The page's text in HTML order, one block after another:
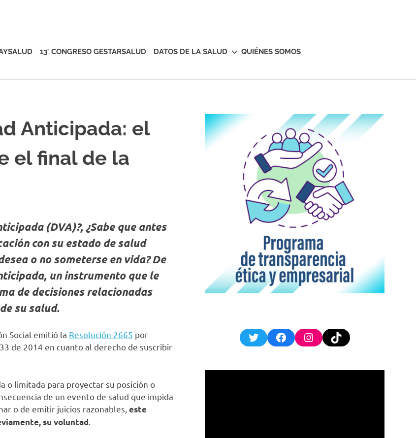
13° CONGRESO GESTARSALUD DATOS DE LA SALUD QUIÉNES SOMOS
Anticipada: el
el final de la
(DVA)?, ¿Sabe que antes
con su estado de salud
o no someterse en vida? De
un instrumento que le
de decisiones relacionadas
su salud.
Social emitió la Resolución 2665 por
de 2014 en cuanto al derecho de suscribir
o limitada para proyectar su posición o
de un evento de salud que impida
o de emitir juicios razonables, este
su voluntad
TwitterFacebookInstagram
TikTok